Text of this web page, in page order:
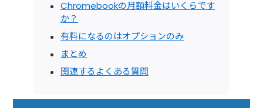
Chromebookの月額料金はいくらです
か？
有料になるのはオプションのみ
まとめ
関連するよくある質問